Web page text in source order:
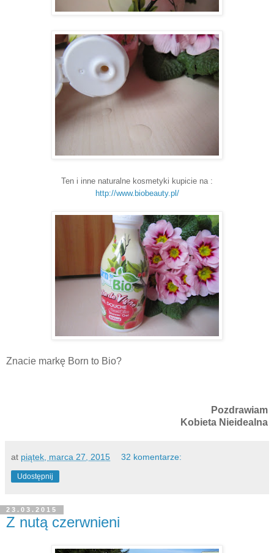
Ten i inne naturalne kosmetyki kupicie na :
http://www.biobeauty.pl/
Znacie markę Born to Bio?
Pozdrawiam
Kobieta Nieidealna
at piątek, marca 27, 2015 32 komentarze:
Udostępnij
23.03.2015
Z nutą czerwnieni